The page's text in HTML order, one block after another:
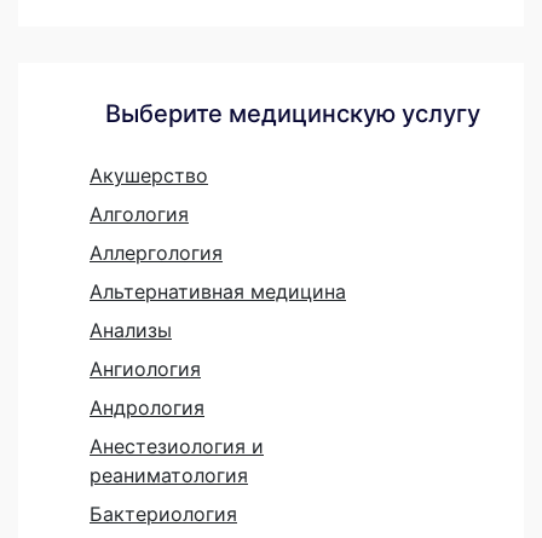
Выберите медицинскую услугу
Акушерство
Алгология
Аллергология
Альтернативная медицина
Анализы
Ангиология
Андрология
Анестезиология и
реаниматология
Бактериология